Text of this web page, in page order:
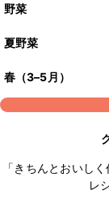
野菜
夏野菜
春（3–5月）
「きちんとおいし
レ